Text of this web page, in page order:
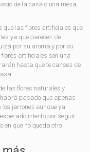
de la casa o una mesa
que las flores artificiales que
ya que parecen de
por su aroma y por su
artificiales son una
hasta que te canses de
las flores naturales y
pasado que apenas
los jarrones aunque ya
intento por seguir
en que no queda otro